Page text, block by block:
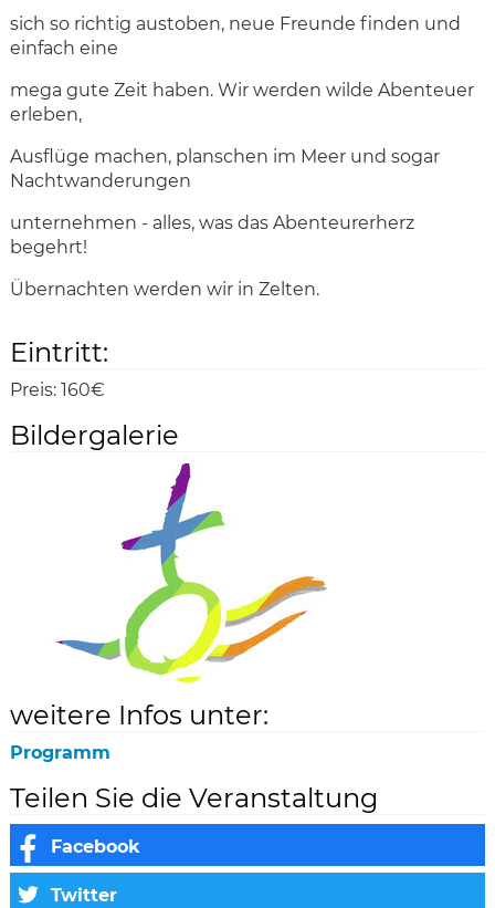
sich so richtig austoben, neue Freunde finden und
einfach eine
mega gute Zeit haben. Wir werden wilde Abenteuer
erleben,
Ausflüge machen, planschen im Meer und sogar
Nachtwanderungen
unternehmen - alles, was das Abenteurerherz
begehrt!
Übernachten werden wir in Zelten.
Eintritt:
Preis: 160€
Bildergalerie
weitere Infos unter:
Programm
Teilen Sie die Veranstaltung